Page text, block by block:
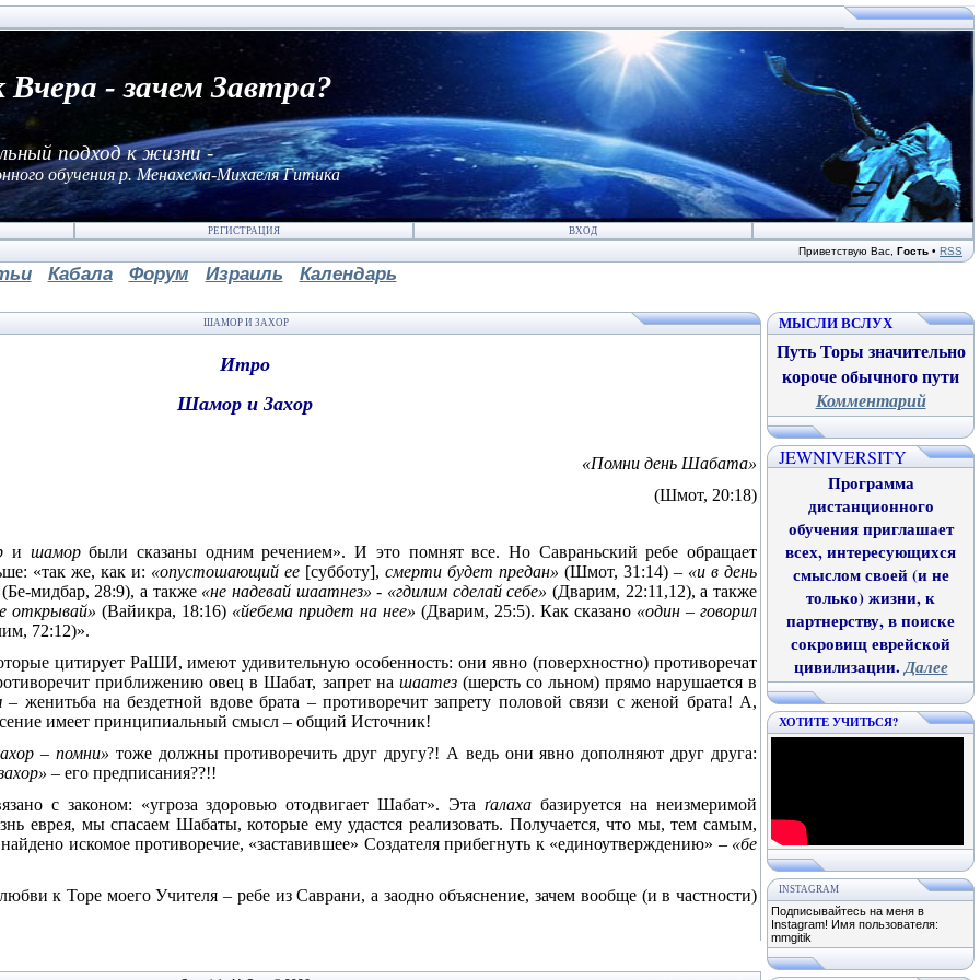
Вчера - зачем Завтра?
подход к жизни -
обучения р. Менахема-Михаеля Гитика
РЕГИСТРАЦИЯ ВХОД
Приветствую Вас Гость • RSS
Кабала Форум Израиль Календарь
ШАМОР И ЗАХОР
Итро
Шамор и Захор
«Помни день Шабата»
(Шмот, 20:18)
и шаморбыли сказаны одним речением». И это помнят все. Но Савраньский ребе обращает
«так же, как и: «опустошающий ее [субботу], смерти будет предан» (Шмот, 31:14) – «и в день
(Бе-мидбар, 28:9), а также «не надевай шаатнез» - «гдилим сделай себе»(Дварим, 22:11,12), а также
открывай» (Вайикра, 18:16) «йебема придет на нее» (Дварим, 25:5). Как сказано «один – говорил
72:12)».
цитирует РаШИ, имеют удивительную особенность: они явно (поверхностно) противоречат
приближению овец в Шабат, запрет на шаатез(шерсть со льном) прямо нарушается в
– женитьба на бездетной вдове брата – противоречит запрету половой связи с женой брата! А,
имеет принципиальный смысл – общий Источник!
– помни» тоже должны противоречить друг другу?! А ведь они явно дополняют друг друга:
– его предписания??!!
с законом: «угроза здоровью отодвигает Шабат». Этаґалаха базируется на неизмеримой
еврея, мы спасаем Шабаты, которые ему удастся реализовать. Получается, что мы, тем самым,
искомое противоречие, «заставившее» Создателя прибегнуть к «единоутверждению» – «бе
к Торе моего Учителя – ребе из Саврани, а заодно объяснение, зачем вообще (и в частности)
МЫСЛИ ВСЛУХ
Путь Торы значительно
короче обычного пути
Комментарий
JEWNIVERSITY
Программа
дистанционного
обучения приглашает
всех, интересующихся
смыслом своей (и не
только) жизни, к
партнерству, в поиске
сокровищ еврейской
цивилизации.Далее
ХОТИТЕ УЧИТЬСЯ?
INSTAGRAM
Подписывайтесь на меня в
Instagram! Имя пользователя:
mmgitik